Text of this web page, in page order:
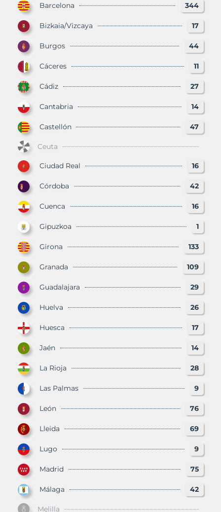
Barcelona 344
Bizkaia/Vizcaya 17
Burgos 44
Cáceres 11
Cádiz 27
Cantabria 14
Castellón 47
Ceuta
Ciudad Real 16
Córdoba 42
Cuenca 16
Gipuzkoa 1
Girona 133
Granada 109
Guadalajara 29
Huelva 26
Huesca 17
Jaén 14
La Rioja 28
Las Palmas 9
León 76
Lleida 69
Lugo 9
Madrid 75
Málaga 42
Melilla